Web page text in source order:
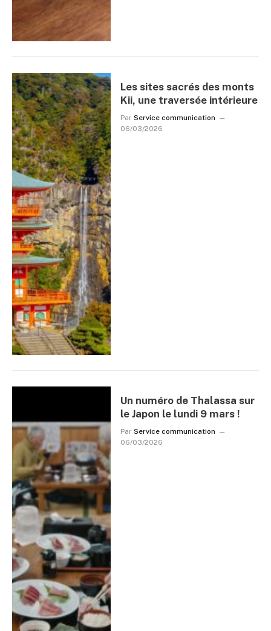
Les sites sacrés des monts
Kii, une traversée intérieure
Par Service communication
06/03/2026
Un numéro de Thalassa sur
le Japon le lundi 9 mars !
Par Service communication
06/03/2026